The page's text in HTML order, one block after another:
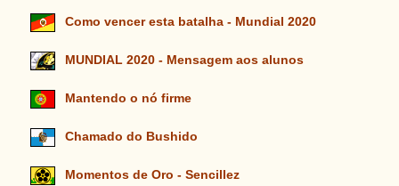
Como vencer esta batalha - Mundial 2020
MUNDIAL 2020 - Mensagem aos alunos
Mantendo o nó firme
Chamado do Bushido
Momentos de Oro - Sencillez